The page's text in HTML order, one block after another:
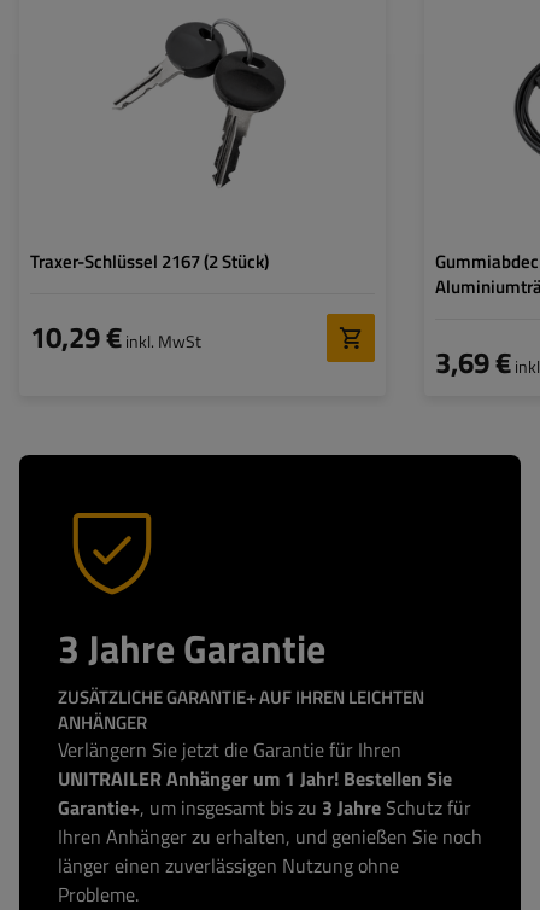
Traxer-Schlüssel 2167 (2 Stück)
10,29 €inkl. MwSt 3,69 €
3 Jahre Garantie
ZUSÄTZLICHE GARANTIE+ AUF IHREN LEICHTEN
ANHÄNGER
Verlängern Sie jetzt die Garantie für Ihren
UNITRAILER Anhänger um 1 Jahr! Bestellen Sie
Garantie+, um insgesamt bis zu 3 Jahre Schutz für
Ihren Anhänger zu erhalten, und genießen Sie noch
länger einen zuverlässigen Nutzung ohne
Probleme.